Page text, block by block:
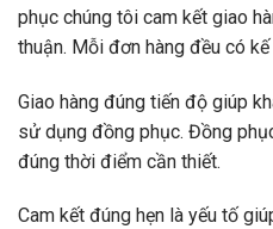
phục chúng tôi cam kết giao
thuận. Mỗi đơn hàng đều có
Giao hàng đúng tiến độ giúp
sử dụng đồng phục. Đồng
đúng thời điểm cần thiết.
Cam kết đúng hẹn là yếu tố